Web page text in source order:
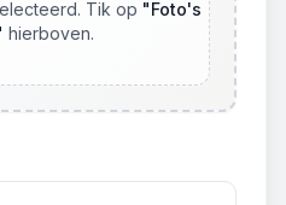
Tik op "Foto's
hierboven.